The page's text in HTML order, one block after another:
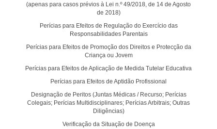
(apenas para casos prévios à Lei n.º 49/2018, de 14 de Agosto
de 2018)
Perícias para Efeitos de Regulação do Exercício das
Responsabilidades Parentais
Perícias para Efeitos de Promoção dos Direitos e Protecção da
Criança ou Jovem
Perícias para Efeitos de Aplicação de Medida Tutelar Educativa
Perícias para Efeitos de Aptidão Profissional
Designação de Peritos (Juntas Médicas / Recurso; Perícias
Colegais; Perícias Multidisciplinares; Perícias Arbitrais; Outras
Diligências)
Verificação da Situação de Doença